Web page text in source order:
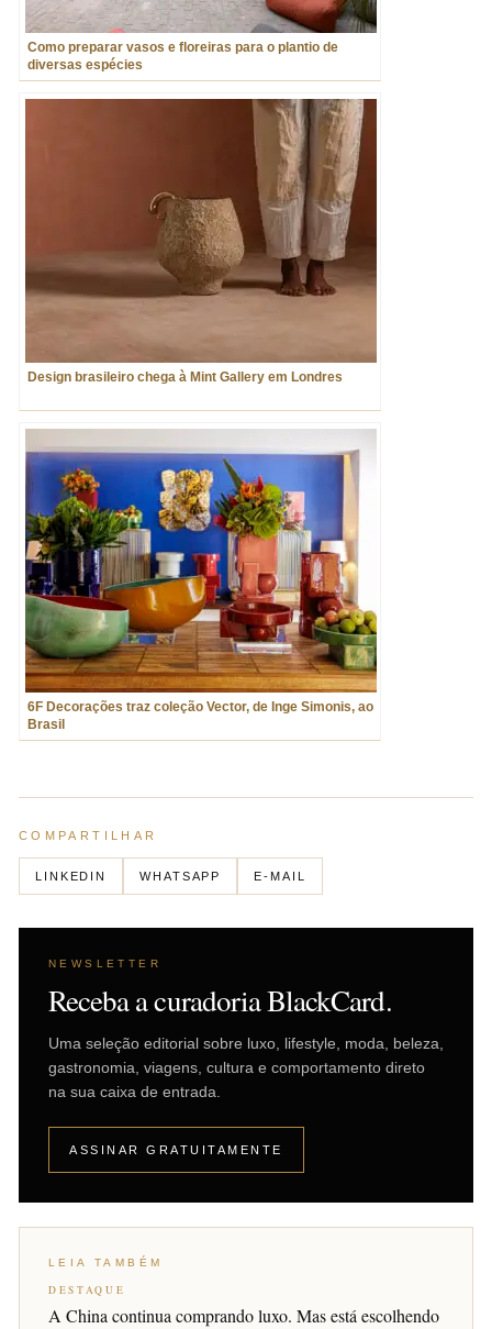
Como preparar vasos e floreiras para o plantio de
diversas espécies
Design brasileiro chega à Mint Gallery em Londres
6F Decorações traz coleção Vector, de Inge Simonis, ao
Brasil
COMPARTILHAR
LINKEDIN WHATSAPP E-MAIL
NEWSLETTER
Receba a curadoria BlackCard.
Uma seleção editorial sobre luxo, lifestyle, moda, beleza,
gastronomia, viagens, cultura e comportamento direto
na sua caixa de entrada.
ASSINAR GRATUITAMENTE
LEIA TAMBÉM
DESTAQUE
A China continua comprando luxo. Mas está escolhendo